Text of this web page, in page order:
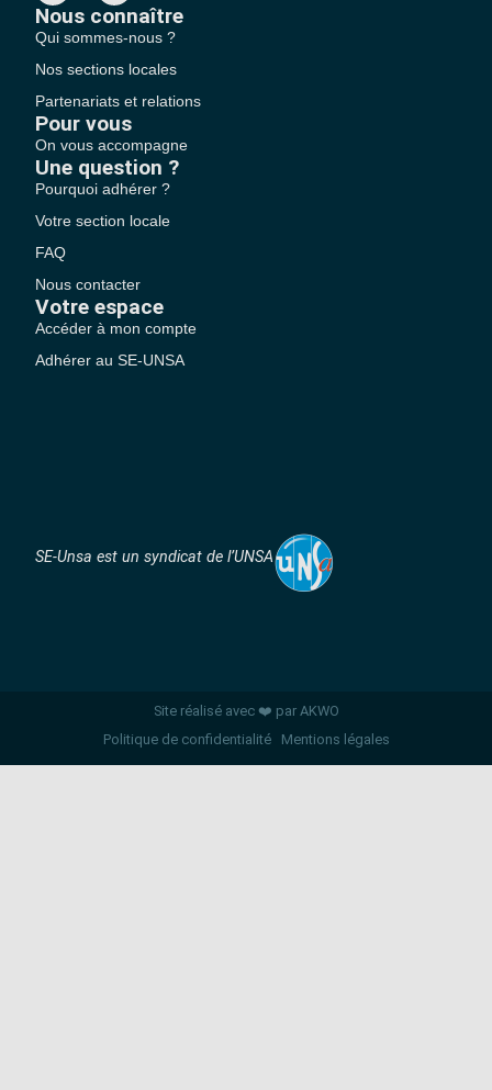
Nous connaître
Qui sommes-nous ?
Nos sections locales
Partenariats et relations
Pour vous
On vous accompagne
Une question ?
Pourquoi adhérer ?
Votre section locale
FAQ
Nous contacter
Votre espace
Accéder à mon compte
Adhérer au SE-UNSA
SE-Unsa est un syndicat de l’UNSA
Site réalisé avec ❤️ par AKWO
Politique de confidentialité
Mentions légales